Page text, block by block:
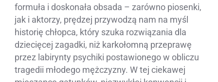
formuła i doskonała obsada – zarówno piosenki,
jak i aktorzy, prędzej przywodzą nam na myśl
historię chłopca, który szuka rozwiązania dla
dziecięcej zagadki, niż karkołomną przeprawę
przez labirynty psychiki postawionego w obliczu
tragedii młodego mężczyzny. W tej ciekawej